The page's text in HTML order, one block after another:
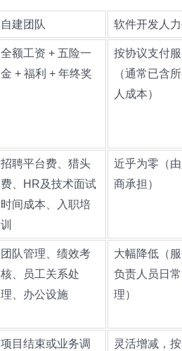
自建团队 软件开发人
全额工资 + 五险一
金 + 福利 + 年终奖
按协议支付
（通常已含
人成本）
招聘平台费、猎头
费、HR及技术面试
时间成本、入职培
训
近乎为零（
商承担）
团队管理、绩效考
核、员工关系处
理、办公设施
大幅降低（
负责人员日
理）
项目结束或业务调
灵活增减，